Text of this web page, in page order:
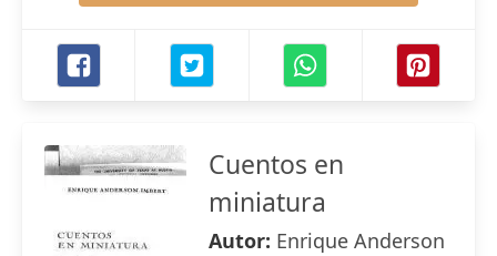
Cuentos en
miniatura
Autor: Enrique Anderson